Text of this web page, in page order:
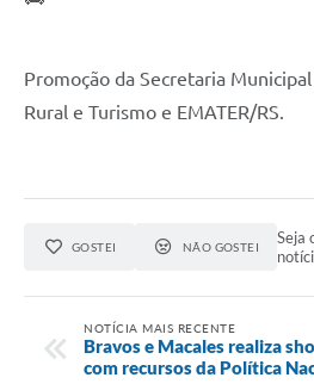
Promoção da Secretaria
Rural e Turismo e EMATER/RS.
GOSTEI NÃO GOSTEI
Seja
NOTÍCIA MAIS RECENTE
Bravos e Macales realiza
com recursos da Política